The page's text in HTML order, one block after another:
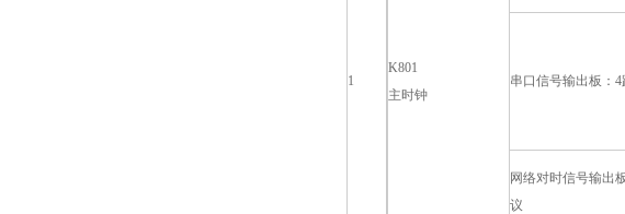
1
K801
主时钟
串口信号输出板：
网络对时信号输出
议